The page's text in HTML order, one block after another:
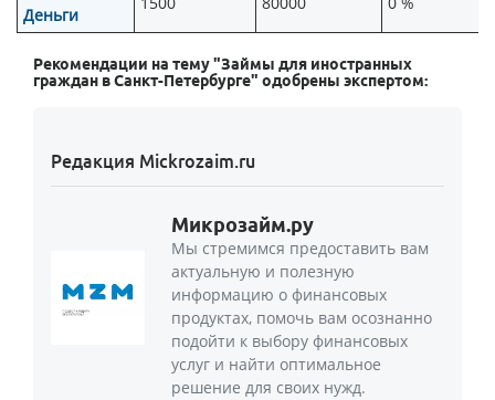
Деньги
Рекомендации на тему "Займы для иностранных
граждан в Санкт-Петербурге" одобрены экспертом:
Редакция Mickrozaim.ru
Микрозайм.ру
Мы стремимся предоставить вам
актуальную и полезную
информацию о финансовых
продуктах, помочь вам осознанно
подойти к выбору финансовых
услуг и найти оптимальное
решение для своих нужд.